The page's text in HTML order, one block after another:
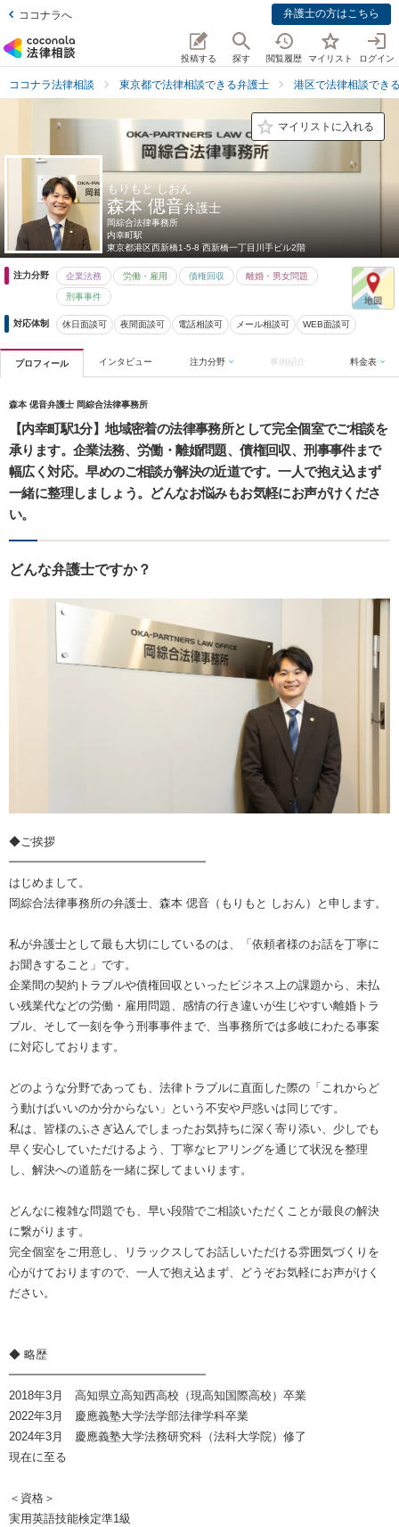
ココナラへ 弁護士の方はこちら
投稿する 探す 閲覧履歴 マイリスト ログイン
ココナラ法律相談 東京都で法律相談できる弁護士 港区で法律相談でき
マイリストに入れる
もりもと しおん
森本 偲音弁護士
岡綜合法律事務所
内幸町駅
東京都港区西新橋1-5-8 西新橋一丁目川手ビル2階
注力分野 企業法務 労働・雇用 債権回収 離婚・男女問題
刑事事件
対応体制 休日面談可 夜間面談可 電話相談可 メール相談可 WEB面談可
プロフィール インタビュー 注力分野 事例紹介 料金表
森本 偲音弁護士 岡綜合法律事務所
【内幸町駅1分】地域密着の法律事務所として完全個室でご相談を
承ります。企業法務、労働・離婚問題、債権回収、刑事事件まで
幅広く対応。早めのご相談が解決の近道です。一人で抱え込まず
一緒に整理しましょう。どんなお悩みもお気軽にお声がけくださ
い。
どんな弁護士ですか？
◆ご挨拶
━━━━━━━━━━━━━━━━━
はじめまして。
岡綜合法律事務所の弁護士、森本 偲音（もりもと しおん）と申します。
私が弁護士として最も大切にしているのは、「依頼者様のお話を丁寧に
お聞きすること」です。
企業間の契約トラブルや債権回収といったビジネス上の課題から、未払
い残業代などの労働・雇用問題、感情の行き違いが生じやすい離婚トラ
ブル、そして一刻を争う刑事事件まで、当事務所では多岐にわたる事案
に対応しております。
どのような分野であっても、法律トラブルに直面した際の「これからど
う動けばいいのか分からない」という不安や戸惑いは同じです。
私は、皆様のふさぎ込んでしまったお気持ちに深く寄り添い、少しでも
早く安心していただけるよう、丁寧なヒアリングを通じて状況を整理
し、解決への道筋を一緒に探してまいります。
どんなに複雑な問題でも、早い段階でご相談いただくことが最良の解決
に繋がります。
完全個室をご用意し、リラックスしてお話しいただける雰囲気づくりを
心がけておりますので、一人で抱え込まず、どうぞお気軽にお声がけく
ださい。
◆ 略歴
━━━━━━━━━━━━━━━━━
2018年3月 高知県立高知西高校（現高知国際高校）卒業
2022年3月 慶應義塾大学法学部法律学科卒業
2024年3月 慶應義塾大学法務研究科（法科大学院）修了
現在に至る
＜資格＞
実用英語技能検定準1級